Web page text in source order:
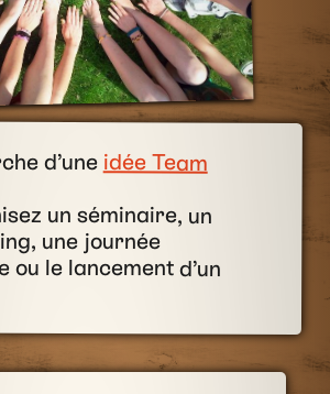
d’une idée Team
un séminaire, un
une journée
ou le lancement d’un